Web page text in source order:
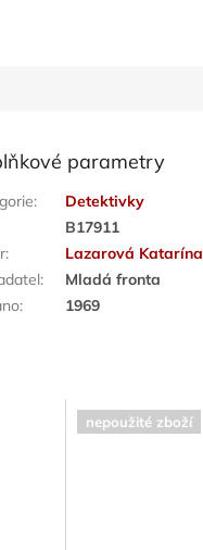
parametry
:
Detektivky
B17911
:
Lazarová Katarína
:
Mladá fronta
: 1969
nepoužité zboží